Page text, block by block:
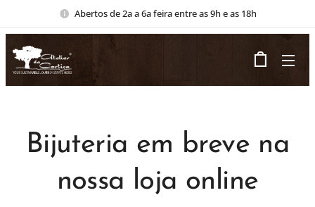
Abertos de 2a a 6a feira entre as 9h e as 18h
Bijuteria em breve na
nossa loja online